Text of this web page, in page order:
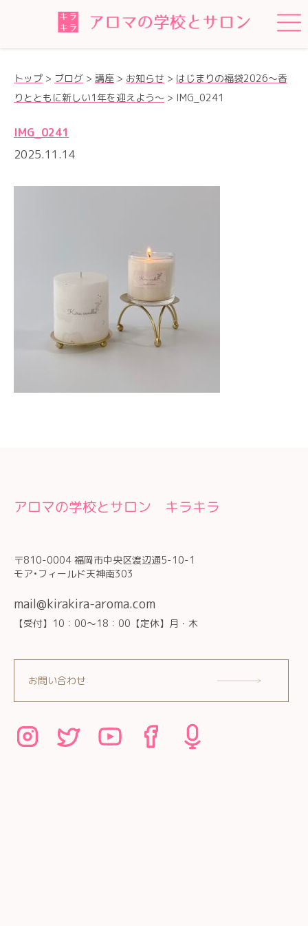
トップ > ブログ > 講座 > お知らせ > はじまりの福袋2026〜香
りとともに新しい1年を迎えよう〜 > IMG_0241
IMG_0241
2025.11.14
アロマの学校とサロン キラキラ
〒810-0004 福岡市中央区渡辺通5-10-1
モア•フィールド天神南303
mail@kirakira-aroma.com
【受付】10：00～18：00【定休】月・木
お問い合わせ